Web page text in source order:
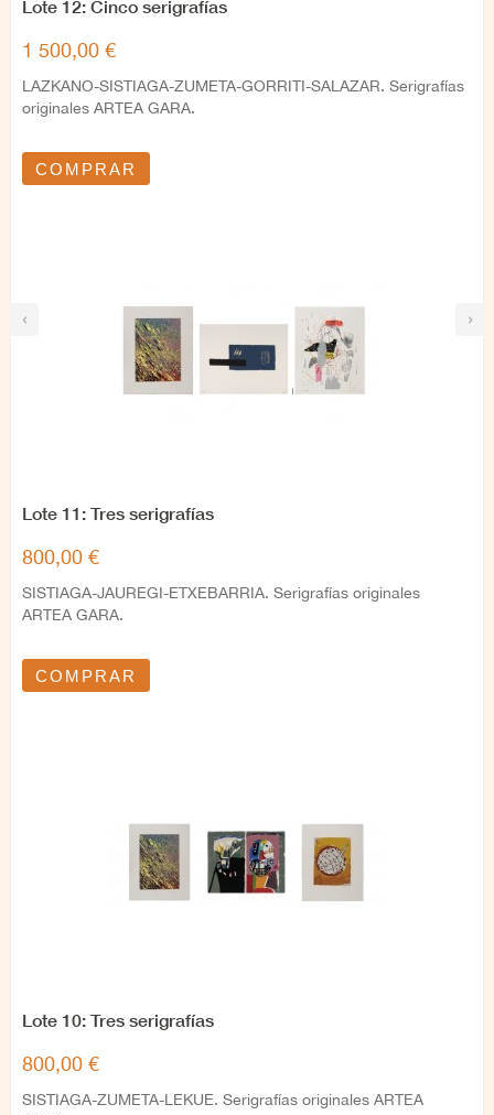
‹ ›
Lote 12: Cinco serigrafías
1 500,00 €
LAZKANO-SISTIAGA-ZUMETA-GORRITI-SALAZAR. Serigrafías
originales ARTEA GARA.
COMPRAR
Lote 11: Tres serigrafías
800,00 €
SISTIAGA-JAUREGI-ETXEBARRIA. Serigrafías originales
ARTEA GARA.
COMPRAR
Lote 10: Tres serigrafías
800,00 €
SISTIAGA-ZUMETA-LEKUE. Serigrafías originales ARTEA